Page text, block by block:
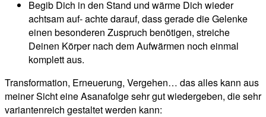
Begib Dich in den Stand und wärme Dich wieder
achtsam auf- achte darauf, dass gerade die Gelenke
einen besonderen Zuspruch benötigen, streiche
Deinen Körper nach dem Aufwärmen noch einmal
komplett aus.
Transformation, Erneuerung, Vergehen… das alles kann aus
meiner Sicht eine Asanafolge sehr gut wiedergeben, die sehr
variantenreich gestaltet werden kann: